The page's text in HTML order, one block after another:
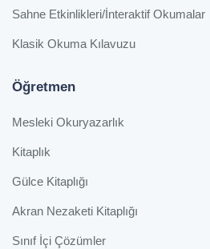
Sahne Etkinlikleri/İnteraktif Okumalar
Klasik Okuma Kılavuzu
Öğretmen
Mesleki Okuryazarlık
Kitaplık
Gülce Kitaplığı
Akran Nezaketi Kitaplığı
Sınıf İçi Çözümler